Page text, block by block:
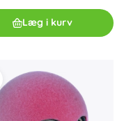
Læg i kurv